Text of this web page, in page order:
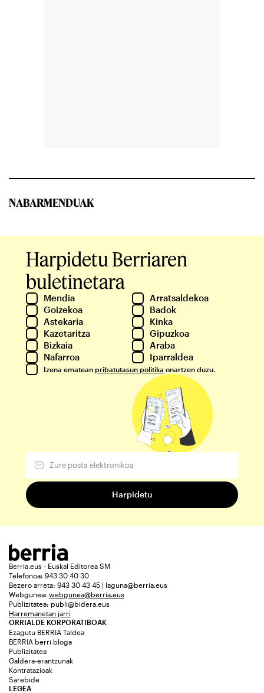
NABARMENDUAK
Harpidetu Berriaren
buletinetara
Mendia
Arratsaldekoa
Goizekoa
Badok
Astekaria
Kinka
Kazetaritza
Gipuzkoa
Bizkaia
Araba
Nafarroa
Iparraldea
Izena ematean pribatutasun politika onartzen duzu.
Berria.eus - Euskal Editorea SM
Telefonoa: 943 30 40 30
Bezero arreta: 943 30 43 45 | laguna@berria.eus
Webgunea: webgunea@berria.eus
Publizitatea: publi@bidera.eus
Harremanetan jarri
ORRIALDE KORPORATIBOAK
Ezagutu BERRIA Taldea
BERRIA berri bloga
Publizitatea
Galdera-erantzunak
Kontratazioak
Sarebide
LEGEA